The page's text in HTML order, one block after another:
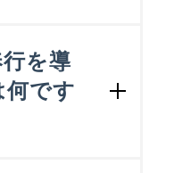
内外に存在す
ルやデータ
との間での
渡し）を実現
を導
何です